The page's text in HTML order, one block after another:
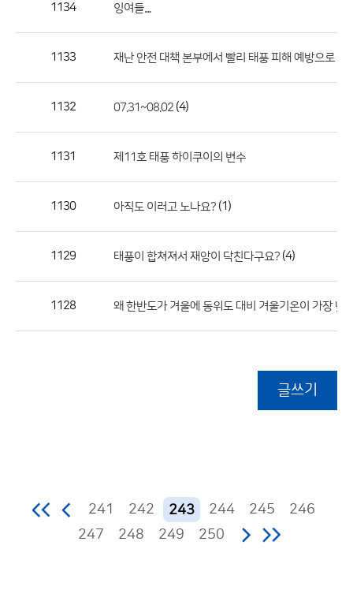
공
1134 잉여들....
1133 재난 안전 대책 본부에서 빨리 태풍 피해 예방으로 무
1132 07.31~08.02 (4)
1131 제11호 태풍 하이쿠이의 변수
1130 아직도 이러고 노나요? (1)
1129 태풍이 합쳐져서 재앙이 닥친다구요? (4)
1128 왜 한반도가 겨울에 동위도 대비 겨울기온이 가장 낮
글쓰기
241 242 243 244 245
246
247
248 249 250